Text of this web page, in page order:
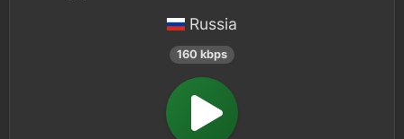
Russia
160 kbps